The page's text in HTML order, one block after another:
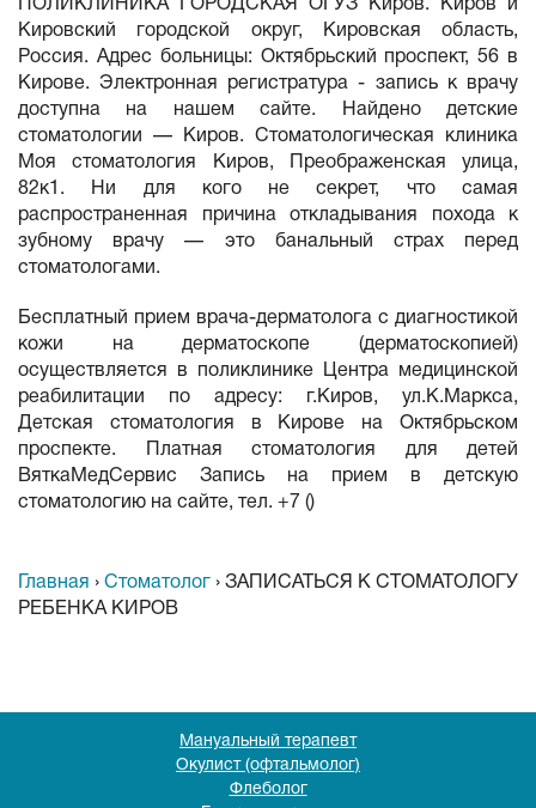
ПОЛИКЛИНИКА ГОРОДСКАЯ ОГУЗ Киров. Киров и
Кировский городской округ, Кировская область,
Россия. Адрес больницы: Октябрьский проспект, 56 в
Кирове. Электронная регистратура - запись к врачу
доступна на нашем сайте. Найдено детские
стоматологии — Киров. Стоматологическая клиника
Моя стоматология Киров, Преображенская улица,
82к1. Ни для кого не секрет, что самая
распространенная причина откладывания похода к
зубному врачу — это банальный страх перед
стоматологами.
Бесплатный прием врача-дерматолога с диагностикой
кожи на дерматоскопе (дерматоскопией)
осуществляется в поликлинике Центра медицинской
реабилитации по адресу: г.Киров, ул.К.Маркса,
Детская стоматология в Кирове на Октябрьском
проспекте. Платная стоматология для детей
ВяткаМедСервис Запись на прием в детскую
стоматологию на сайте, тел. +7 ()
Главная › Стоматолог › ЗАПИСАТЬСЯ К СТОМАТОЛОГУ
РЕБЕНКА КИРОВ
Мануальный терапевт
Окулист (офтальмолог)
Флеболог